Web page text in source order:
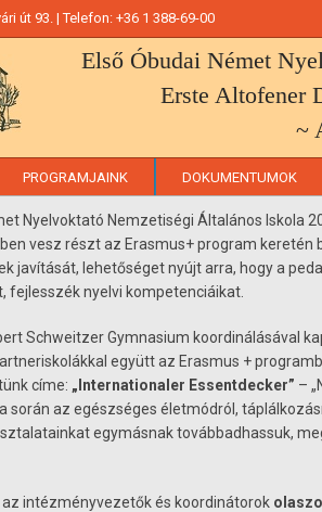
út 93. | Telefon: +36 1 388-69-00
Első Óbudai Német
Erste Altofener
~
PROGRAMJAINK DOKUMENTUMOK
Nyelvoktató Nemzetiségi Általános Iskola
vesz részt az Erasmus+ program keretén
javítását, lehetőséget nyújt arra, hogy a
fejlesszék nyelvi kompetenciáikat.
Schweitzer Gymnasium koordinálásával
együtt az Erasmus +
címe: „Internationaler Essentdecker” –
során az egészséges életmódról,
egymásnak továbbadhassuk,
intézményvezetők és koordinátorok